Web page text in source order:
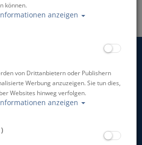
Berlin Lichtenberg
& Service
26
können.
anzeigen
von Drittanbietern oder Publishern
Werbung anzuzeigen. Sie tun dies,
Websites hinweg verfolgen.
anzeigen